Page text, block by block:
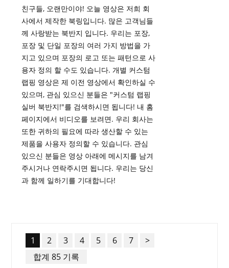
친구들, 오랜만이야! 오늘 영상은 저희 회
사에서 제작한 북링입니다. 많은 고객님들
께 사랑받는 북반지 입니다. 우리는 포장,
포장 및 단일 포장의 여러 가지 방법을 가
지고 있으며 포장의 로고 또는 패턴으로 사
용자 정의 할 수도 있습니다. 개별 커스텀
랩핑 영상은 제 이전 영상에서 확인하실 수
있으며, 관심 있으신 분들은 "커스텀 랩핑
실버 북반지!"를 검색하시면 됩니다! 내 홈
페이지에서 비디오를 보려면. 우리 회사는
또한 귀하의 필요에 따라 생산할 수 있는
제품을 사용자 정의할 수 있습니다. 관심
있으신 분들은 영상 아래에 메시지를 남겨
주시거나 연락주시면 됩니다. 우리는 당신
과 함께 일하기를 기대합니다!
1 2 3 4 5 6 7
>
합계 85 기록